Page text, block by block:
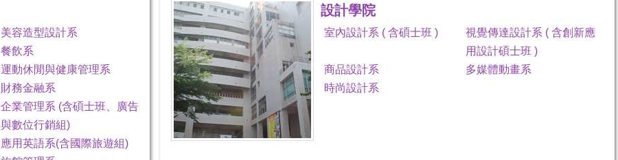
美容造型設計系
餐飲系
運動休閒與健康管理系
財務金融系
企業管理系 (含碩士班、廣告
與數位行銷組)
應用英語系(含國際旅遊組)
設計學院
室內設計系 ( 含碩士班 )
視覺傳達設計系 ( 含創新應
用設計碩士班 )
商品設計系
多媒體動畫系
時尚設計系